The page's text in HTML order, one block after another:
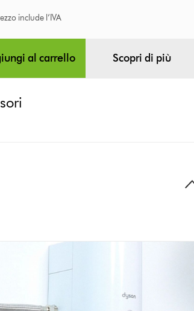
include l’IVA
al carrello Scopri di più